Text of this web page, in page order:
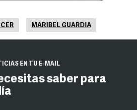
MARIBEL GUARDIA
EN TU E-MAIL
saber para